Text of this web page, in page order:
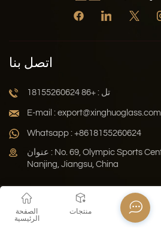
اتصل بنا
تل : +86 18155260624
E-mail : export@xinghuoglass.com
Whatsapp : +8618155260624
عنوان : No. 69, Olympic Sports Center Street, Jianye District,
Nanjing, Jiangsu, China
Xml المدونة
خريطة الموقع
حقوق النشر © 2026 Jiangsu Xinghuo Technology Co., Ltd. جميع
الصفحة
الرئيسية
منتجات